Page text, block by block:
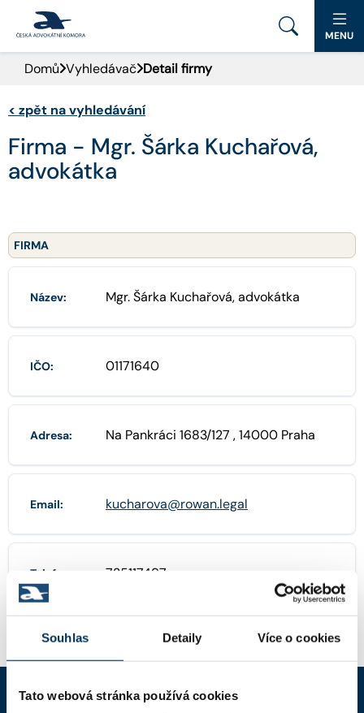
Souhlas Detaily Více o cookies
Tato webová stránka používá cookies
PORTÁL ČAK
DOMŮ
AKTUALITY
PRO VEŘEJNOST
MENU
Domů Vyhledávač Detail firmy
< zpět na vyhledávání
Firma - Mgr. Šárka Kuchařová,
advokátka
FIRMA
Název: Mgr. Šárka Kuchařová, advokátka
IČO: 01171640
Adresa: Na Pankráci 1683/127 , 14000 Praha
Email: kucharova@rowan.legal
Telefon: 725117497